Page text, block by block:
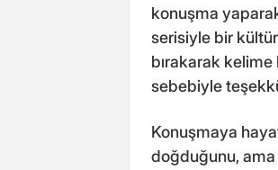
konuşma
serisiyle bir
bırakarak kelime
sebebiyle
Konuşmaya
doğduğunu,